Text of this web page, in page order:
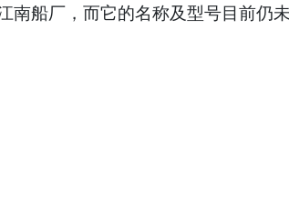
船厂，而它的名称及型号目前仍